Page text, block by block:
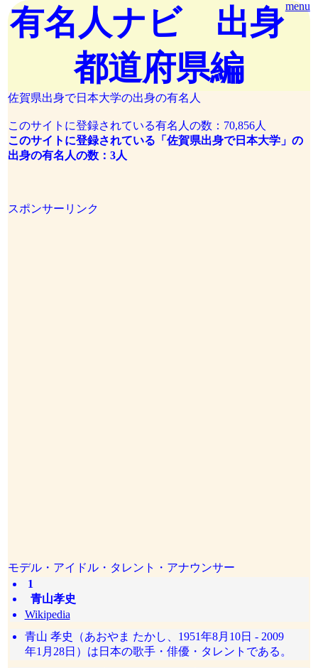
menu
有名人ナビ 出身
都道府県編
佐賀県出身で日本大学の出身の有名人
このサイトに登録されている有名人の数：70,856人
このサイトに登録されている「佐賀県出身で日本大学」の
出身の有名人の数：3人
スポンサーリンク
モデル・アイドル・タレント・アナウンサー
1
青山孝史
Wikipedia
青山 孝史（あおやま たかし、1951年8月10日 - 2009
年1月28日）は日本の歌手・俳優・タレントである。